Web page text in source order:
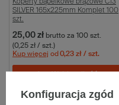
Koperty bąbelkowe brązowe C13
SILVER 165x225mm Komplet 100
szt.
25,00 zł brutto za 100 szt.
(0,25 zł / szt.)
Kup więcej od 0,23 zł / szt.
Porównaj Zapisz
Wybierz ilość
Konfiguracja zgód